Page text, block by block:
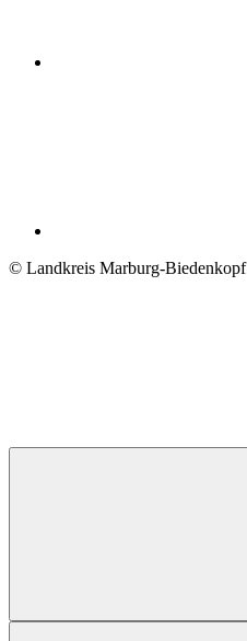
© Landkreis Marburg-Biedenkopf